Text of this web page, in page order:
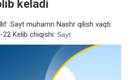
keladi
Sayt muharriri Nashr qilish vaqti:
Kelib chiqishi: Sayt